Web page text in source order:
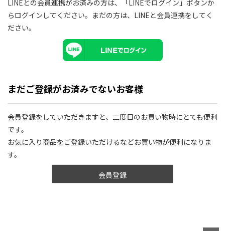
LINEとの会員連携がお済みの方は、「LINEでログイン」ボタンか
らログインしてください。まだの方は、 LINEと会員連携をしてく
ださい。
まだご登録がお済みでないお客様
会員登録をしていただきますと、二度目のお買い物時にとても便利
です。
お気に入り商品をご登録いただけるなどお買い物が便利になりま
す。
会員登録